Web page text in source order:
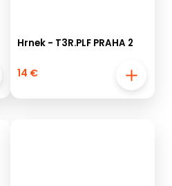
Hrnek - T3R.PLF PRAHA 2
14 €